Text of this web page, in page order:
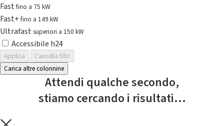
Fastfino a 75 kW
Fast+fino a 149 kW
Ultrafast superiori a 150 kW
Accessibile h24
Applica
Cancella filtri
Carica altre colonnine
Attendi qualche secondo,
stiamo cercando i risultati...